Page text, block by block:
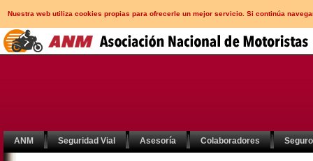
Nuestra web utiliza cookies propias para ofrecerle un mejor servicio. Si continúa
ANM Seguridad Vial Asesoría Colaboradores